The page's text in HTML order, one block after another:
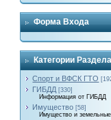
Форма Входа
Категории Раздела
Спорт и ВФСК ГТО
ГИБДД [330]
Информация от ГИБДД
Имущество [58]
Имущество и